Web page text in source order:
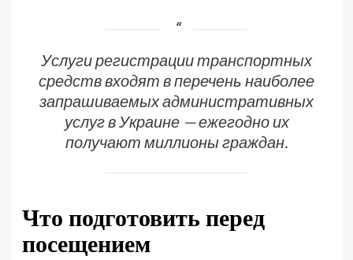
Услуги регистрации транспортных
средств входят в перечень наиболее
запрашиваемых административных
услуг в Украине — ежегодно их
получают миллионы граждан.
Что подготовить перед
посещением